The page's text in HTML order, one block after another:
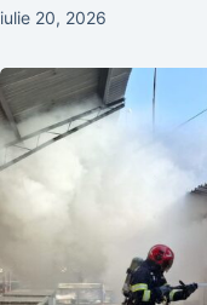
iulie 20, 2026